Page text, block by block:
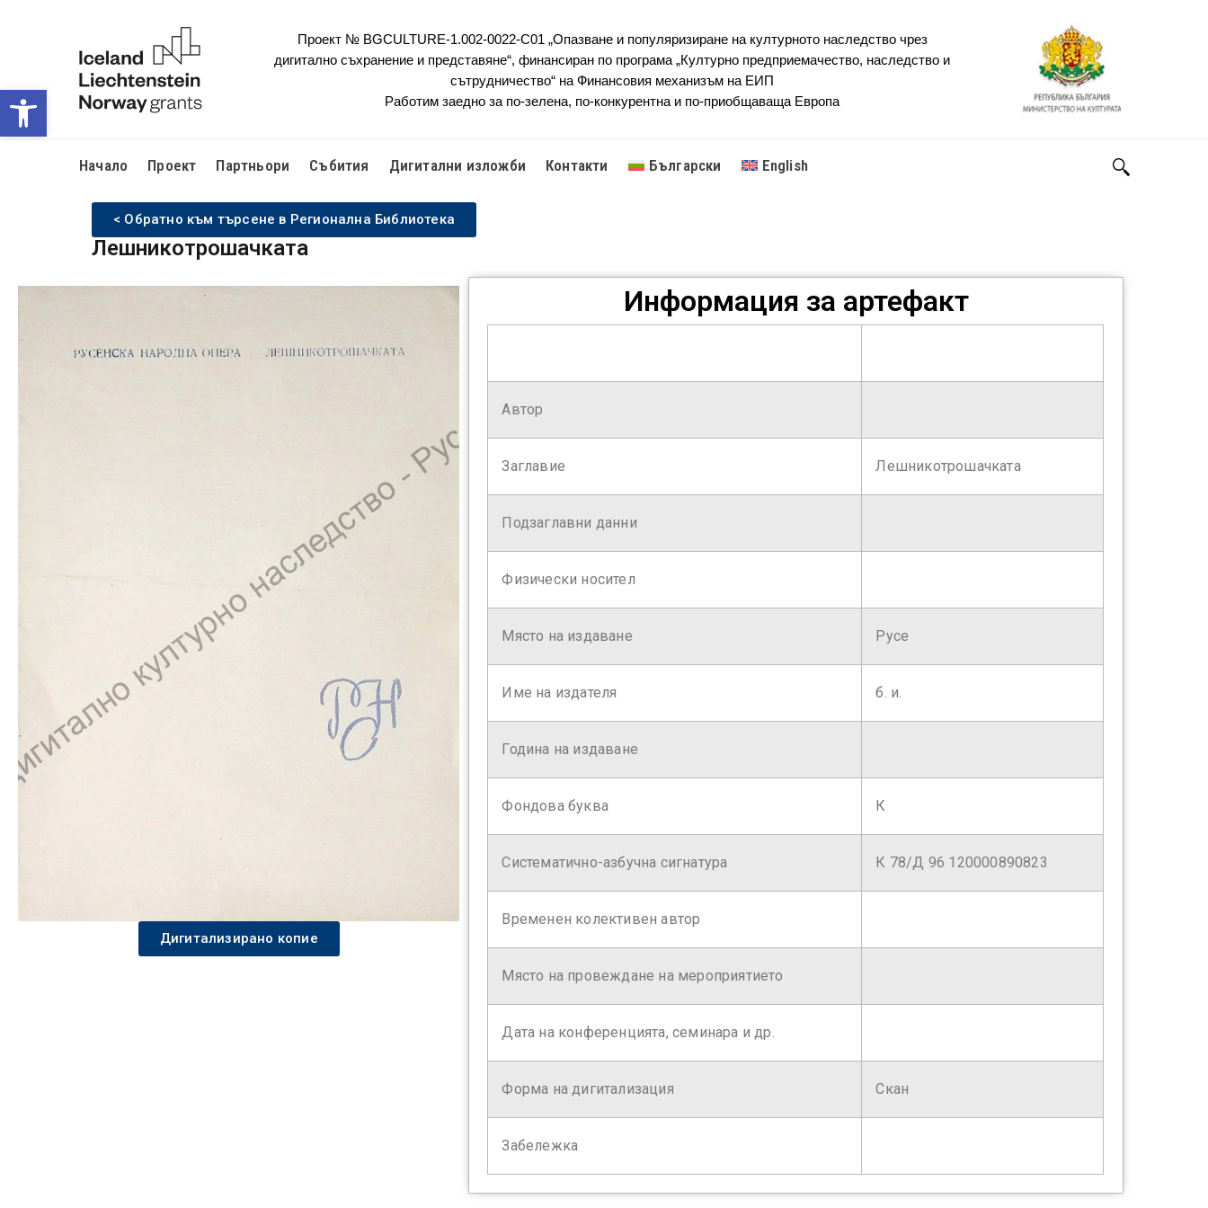
Open toolbar
Проект № BGCULTURE-1.002-0022-C01 „Опазване и популяризиране на културното наследство чрез
дигитално съхранение и представяне“, финансиран по програма „Културно предприемачество, наследство и
сътрудничество“ на Финансовия механизъм на ЕИП
Работим заедно за по-зелена, по-конкурентна и по-приобщаваща Европа
Начало Проект Партньори Събития Дигитални изложби Контакти Български English
< Обратно към търсене в Регионална Библиотека
Лешникотрошачката
Дигитализирано копие
Информация за артефакт
Автор
Заглавие Лешникотрошачката
Подзаглавни данни
Физически носител
Място на издаване Русе
Име на издателя б. и.
Година на издаване
Фондова буква К
Систематично-азбучна сигнатура К 78/Д 96 120000890823
Временен колективен автор
Място на провеждане на мероприятието
Дата на конференцията, семинара и др.
Форма на дигитализация Скан
Забележка